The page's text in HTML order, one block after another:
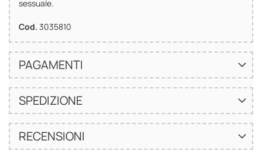
sessuale.
Cod. 3035810
PAGAMENTI
SPEDIZIONE
RECENSIONI